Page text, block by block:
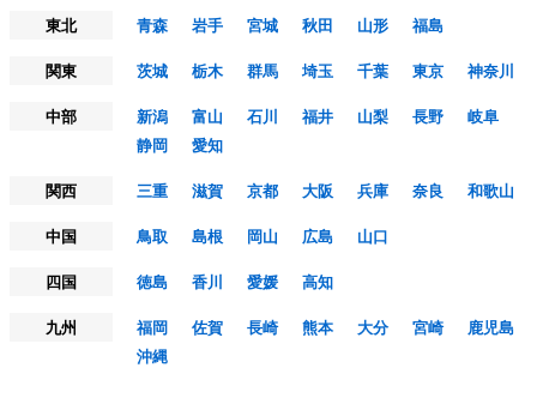
東北
青森 岩手 宮城 秋田 山形
福島
関東
茨城 栃木 群馬 埼玉 千葉 東京
神奈川
中部
新潟 富山 石川 福井 山梨 長野
岐阜
静岡
愛知
関西
三重 滋賀 京都 大阪 兵庫 奈良
和歌山
中国
鳥取 島根 岡山 広島
山口
四国
徳島 香川 愛媛
高知
九州
福岡 佐賀 長崎 熊本 大分 宮崎
鹿児島
沖縄